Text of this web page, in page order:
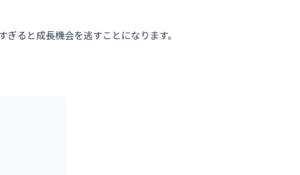
ると成長機会を逃すことになります。